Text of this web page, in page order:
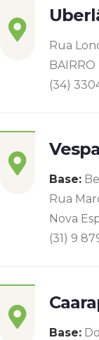
Rua
(34)
Base:
Rua
Nova
(31) 9
Base: